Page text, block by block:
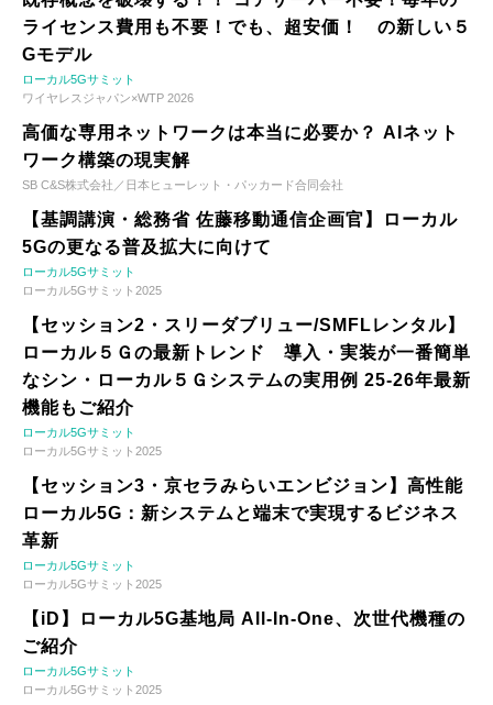
ライセンス費用も不要！でも、超安価！ の新しい５
Gモデル
ローカル5Gサミット
ワイヤレスジャパン×WTP 2026
高価な専用ネットワークは本当に必要か？ AIネット
ワーク構築の現実解
SB C&S株式会社／日本ヒューレット・パッカード合同会社
【基調講演・総務省 佐藤移動通信企画官】ローカル
5Gの更なる普及拡大に向けて
ローカル5Gサミット
ローカル5Gサミット2025
【セッション2・スリーダブリュー/SMFLレンタル】
ローカル５Ｇの最新トレンド 導入・実装が一番簡単
なシン・ローカル５Ｇシステムの実用例 25-26年最新
機能もご紹介
ローカル5Gサミット
ローカル5Gサミット2025
【セッション3・京セラみらいエンビジョン】高性能
ローカル5G：新システムと端末で実現するビジネス
革新
ローカル5Gサミット
ローカル5Gサミット2025
【iD】ローカル5G基地局 All-In-One、次世代機種の
ご紹介
ローカル5Gサミット
ローカル5Gサミット2025